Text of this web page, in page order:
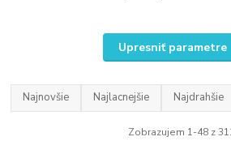
Upresniť parametre
Najnovšie Najlacnejšie Najdrahšie
Zobrazujem 1-48 z